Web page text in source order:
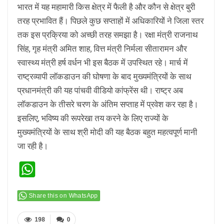
भारत में यह महामारी किस क्षेत्र में फैली है और कौन से क्षेत्र बुरी
तरह प्रभावित हैं। पिछले कुछ सप्ताहों में अधिकारियों ने जिला स्तर
तक इस प्रक्रिया को अच्छी तरह समझा है। रक्षा मंत्री राजनाथ
सिंह, गृह मंत्री अमित शाह, वित्त मंत्री निर्मला सीतारामन और
स्वास्थ्य मंत्री हर्ष वर्धन भी इस बैठक में उपस्थित रहे। मार्च में
राष्ट्रव्यापी लॉकडाउन की घोषणा के बाद मुख्यमंत्रियों के साथ
प्रधानमंत्री की यह पांचवी वीडियो कांफ्रेंस थी। राष्ट्र अब
लॉकडाउन के तीसरे चरण के अंतिम सप्ताह में प्रवेश कर रहा है।
इसलिए, भविष्य की रूपरेखा तय करने के लिए राज्यों के
मुख्यमंत्रियों के साथ श्री मोदी की यह बैठक बहुत महत्वपूर्ण मानी
जा रही है।
Share this on WhatsApp
0
198